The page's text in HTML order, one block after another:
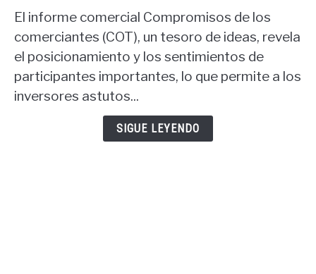
del
informe
COT:
informe
COT
El informe comercial Compromisos de los
comerciantes (COT), un tesoro de ideas, revela
el posicionamiento y los sentimientos de
participantes importantes, lo que permite a los
inversores astutos...
SIGUE LEYENDO